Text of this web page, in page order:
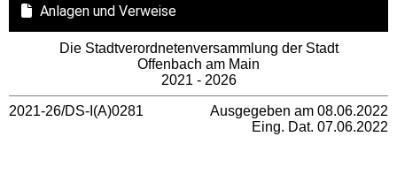
Anlagen und Verweise
Die Stadtverordnetenversammlung der Stadt
Offenbach am Main
2021 - 2026
2021-26/DS-I(A)0281
Ausgegeben am 08.06.2022
Eing. Dat. 07.06.2022